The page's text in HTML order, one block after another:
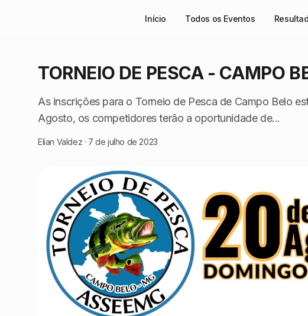
Início Todos os Eventos
TORNEIO DE PESCA - CAMPO
As inscrições para o Torneio de Pesca de Campo Belo
Agosto, os competidores terão a oportunidade de...
Elian Valdez · 7 de julho de 2023